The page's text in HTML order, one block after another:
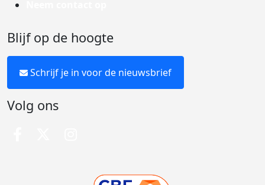
Blijf op de hoogte
Schrijf je in voor de nieuwsbrief
Volg ons